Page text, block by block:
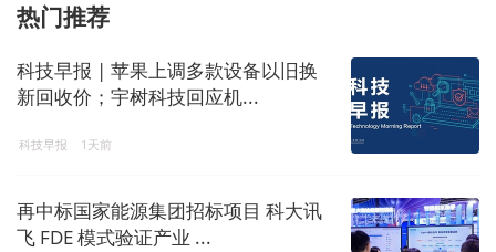
热门推荐
科技早报 | 苹果上调多款设备以旧换
新回收价；宇树科技回应机...
科技早报 1天前
再中标国家能源集团招标项目 科大讯
飞 FDE 模式验证产业 ...